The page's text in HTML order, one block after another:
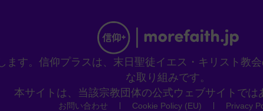
ます。信仰プラスは、末日聖徒イエス・キリスト教
な取り組みです。
本サイトは、当該宗教団体の公式ウェブサイトでは
お問い合わせ Cookie Policy (EU) Privacy